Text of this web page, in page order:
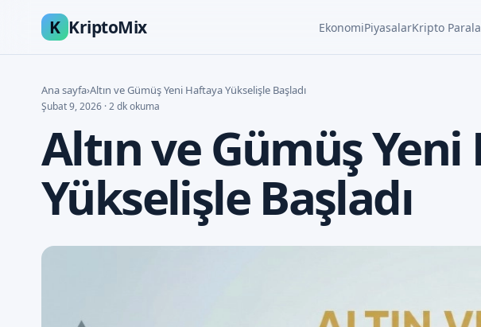
K KriptoMix EkonomiPiyasalarKripto
Ana sayfa›Altın ve Gümüş Yeni Haftaya Yükselişle Başladı
Şubat 9, 2026 · 2 dk okuma
Altın ve Gümüş
Yükselişle Başladı